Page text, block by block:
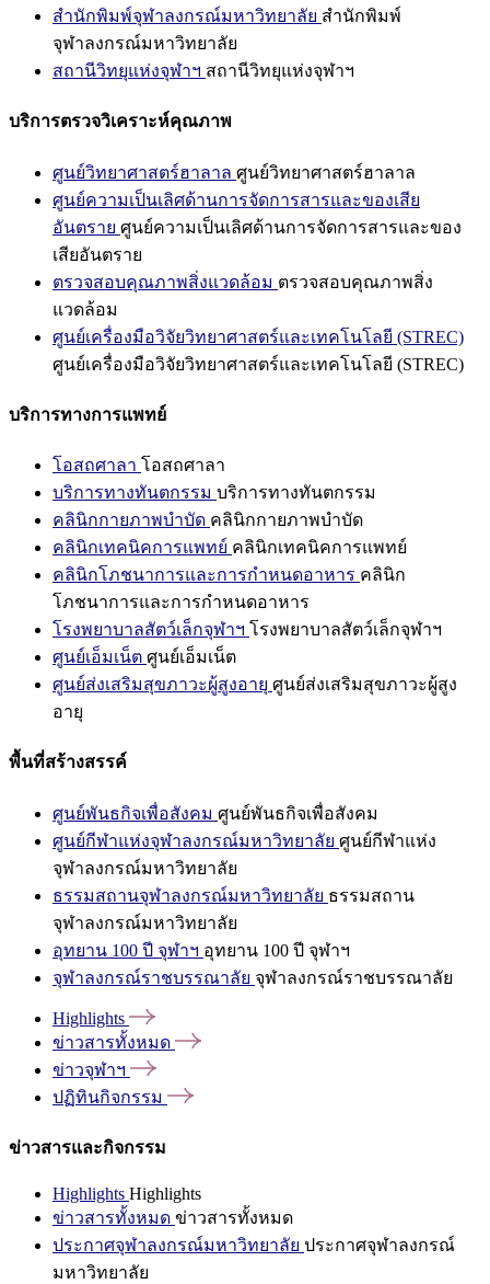
สำนักพิมพ์จุฬาลงกรณ์มหาวิทยาลัย สำนักพิมพ์
จุฬาลงกรณ์มหาวิทยาลัย
สถานีวิทยุแห่งจุฬาฯ สถานีวิทยุแห่งจุฬาฯ
บริการตรวจวิเคราะห์คุณภาพ
ศูนย์วิทยาศาสตร์ฮาลาล ศูนย์วิทยาศาสตร์ฮาลาล
ศูนย์ความเป็นเลิศด้านการจัดการสารและของเสีย
อันตราย ศูนย์ความเป็นเลิศด้านการจัดการสารและของ
เสียอันตราย
ตรวจสอบคุณภาพสิ่งแวดล้อม ตรวจสอบคุณภาพสิ่ง
แวดล้อม
ศูนย์เครื่องมือวิจัยวิทยาศาสตร์และเทคโนโลยี (STREC)
ศูนย์เครื่องมือวิจัยวิทยาศาสตร์และเทคโนโลยี (STREC)
บริการทางการแพทย์
โอสถศาลา โอสถศาลา
บริการทางทันตกรรม บริการทางทันตกรรม
คลินิกกายภาพบำบัด คลินิกกายภาพบำบัด
คลินิกเทคนิคการแพทย์ คลินิกเทคนิคการแพทย์
คลินิกโภชนาการและการกำหนดอาหาร คลินิก
โภชนาการและการกำหนดอาหาร
โรงพยาบาลสัตว์เล็กจุฬาฯ โรงพยาบาลสัตว์เล็กจุฬาฯ
ศูนย์เอ็มเน็ต ศูนย์เอ็มเน็ต
ศูนย์ส่งเสริมสุขภาวะผู้สูงอายุ ศูนย์ส่งเสริมสุขภาวะผู้สูง
อายุ
พื้นที่สร้างสรรค์
ศูนย์พันธกิจเพื่อสังคม ศูนย์พันธกิจเพื่อสังคม
ศูนย์กีฬาแห่งจุฬาลงกรณ์มหาวิทยาลัย ศูนย์กีฬาแห่ง
จุฬาลงกรณ์มหาวิทยาลัย
ธรรมสถานจุฬาลงกรณ์มหาวิทยาลัย ธรรมสถาน
จุฬาลงกรณ์มหาวิทยาลัย
อุทยาน 100 ปี จุฬาฯ อุทยาน 100 ปี จุฬาฯ
จุฬาลงกรณ์ราชบรรณาลัย จุฬาลงกรณ์ราชบรรณาลัย
Highlights
ข่าวสารทั้งหมด
ข่าวจุฬาฯ
ปฏิทินกิจกรรม
ข่าวสารและกิจกรรม
Highlights Highlights
ข่าวสารทั้งหมด ข่าวสารทั้งหมด
ประกาศจุฬาลงกรณ์มหาวิทยาลัย ประกาศจุฬาลงกรณ์
มหาวิทยาลัย